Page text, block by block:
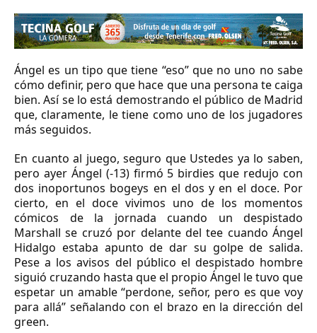
Ángel es un tipo que tiene “eso” que no uno no sabe
cómo definir, pero que hace que una persona te caiga
bien. Así se lo está demostrando el público de Madrid
que, claramente, le tiene como uno de los jugadores
más seguidos.
En cuanto al juego, seguro que Ustedes ya lo saben,
pero ayer Ángel (-13) firmó 5 birdies que redujo con
dos inoportunos bogeys en el dos y en el doce. Por
cierto, en el doce vivimos uno de los momentos
cómicos de la jornada cuando un despistado
Marshall se cruzó por delante del tee cuando Ángel
Hidalgo estaba apunto de dar su golpe de salida.
Pese a los avisos del público el despistado hombre
siguió cruzando hasta que el propio Ángel le tuvo que
espetar un amable “perdone, señor, pero es que voy
para allá” señalando con el brazo en la dirección del
green.